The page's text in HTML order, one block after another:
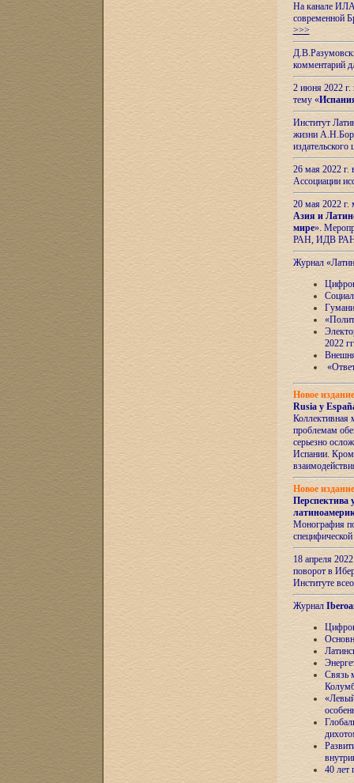
На канале ИЛА
современной
>>>
комментарий
2 июня 2022 г.
тему «
Институт
жизни
26 мая 2022
Ассоциации
20 мая 2022
Азия и
мире».
РАН, ИДВ
Журнал
2022
Новое
Rusia y
Коллективная
проблемам
серьезно
Испании.
Новое
Перспектива
Монография
18 апреля
поворот в
Институте
Журнал
Связь
40 лет